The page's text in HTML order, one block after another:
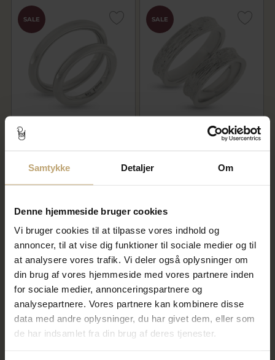
Samtykke Detaljer Om
Denne hjemmeside bruger cookies
Vi bruger cookies til at tilpasse vores indhold og
annoncer, til at vise dig funktioner til sociale medier og til
at analysere vores trafik. Vi deler også oplysninger om
din brug af vores hjemmeside med vores partnere inden
for sociale medier, annonceringspartnere og
analysepartnere. Vores partnere kan kombinere disse
data med andre oplysninger, du har givet dem, eller som
de har indsamlet fra din brug af deres tjenester.
SALE
Vielses & Forlovelses ringe,
rund profil ca. 3,2 mm 925s
2.550,00 kr
På lager
SALE
Vielses & Forlovelses ringe,
hulkilet br.5,0 mm. 925 s.
3.165,00 kr
SALE
Vielses & Forlovelses ringe,
SALE
Vielses & Forlovelses ringe,